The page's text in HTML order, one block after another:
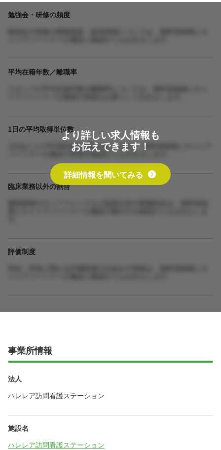
勉強会・研修の頻度
平均在籍年数／離職率
1日の平均取得単位数
1日あたりの平均取得単位数や担当人数は、無料登録後にキャリア
パートナーが施設の実態を確認のうえお伝えします。
臨床業務以外の割合
評価制度
より詳しい求人情報も
お伝えできます！
詳細情報を聞いてみる
事業所情報
法人
ハレレア訪問看護ステーション
施設名
ハレレア訪問看護ステーション